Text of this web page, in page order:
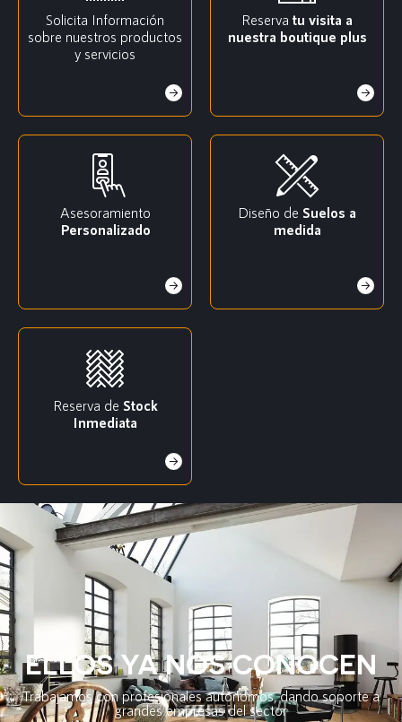
Solicita Información
sobre nuestros productos
y servicios
Reserva tu visita a
nuestra boutique plus
Asesoramiento
Personalizado
Diseño de Suelos a
medida
Reserva de Stock
Inmediata
ELLOS YA NOS CONOCEN
Trabajamos con profesionales autónomos, dando soporte a
grandes empresas del sector